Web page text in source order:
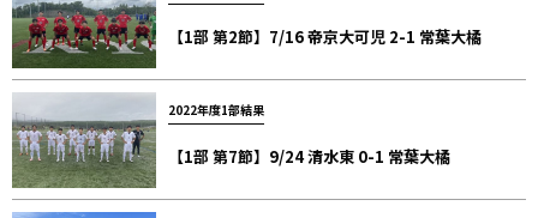
【1部 第2節】7/16 帝京大可児 2-1 常葉大橘
2022年度1部結果
【1部 第7節】9/24 清水東 0-1 常葉大橘